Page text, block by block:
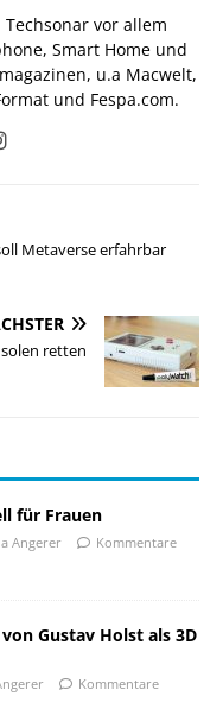
vor allem
Smart Home und
u.a Macwelt,
und Fespa.com.
Metaverse erfahrbar
retten
für Frauen
Angerer
Kommentare
Gustav Holst als 3D
Kommentare